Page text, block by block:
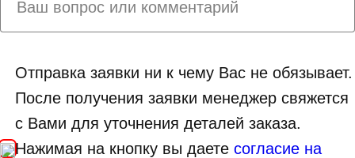
Отправка заявки ни к чему Вас не обязывает.
После получения заявки менеджер свяжется
с Вами для уточнения деталей заказа.
Нажимая на кнопку вы даетесогласие на